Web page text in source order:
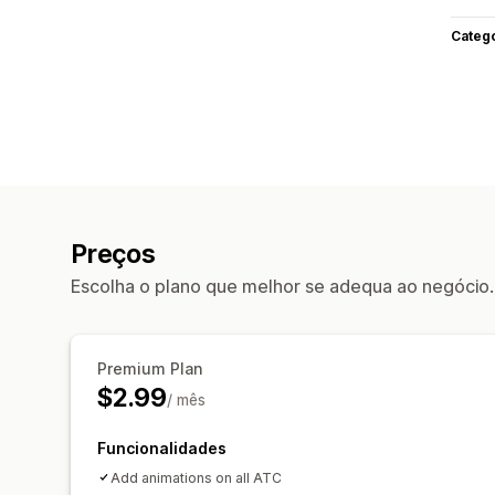
Preços
Escolha o plano que melhor se adequa ao negócio.
Premium Plan
$2.99/ mês
Funcionalidades
Add animations on all ATC